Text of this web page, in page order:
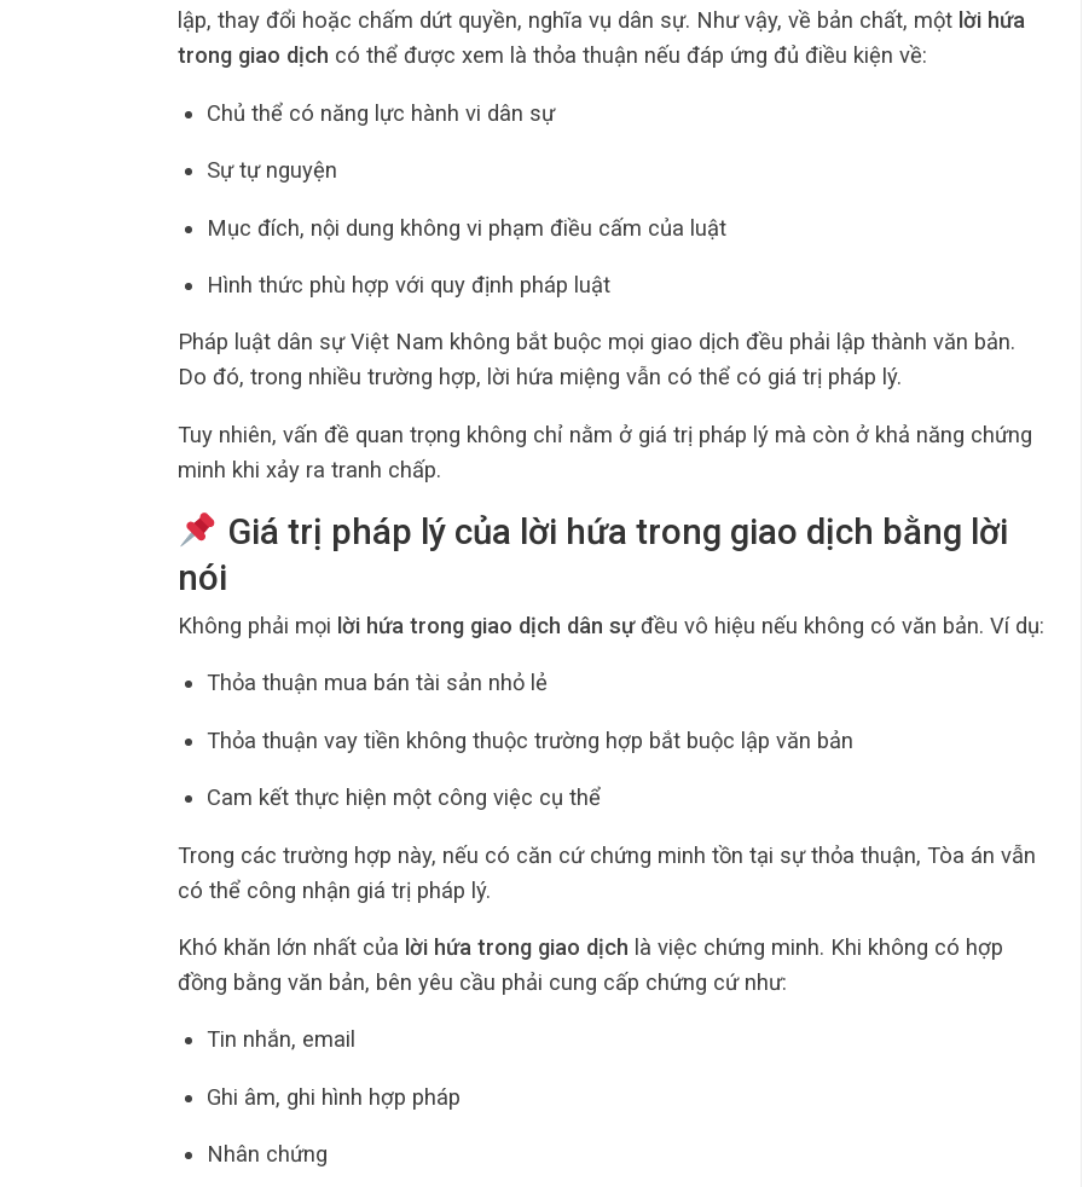
lập, thay đổi hoặc chấm dứt quyền, nghĩa vụ dân sự. Như vậy, về bản chất, một lời hứa
trong giao dịch có thể được xem là thỏa thuận nếu đáp ứng đủ điều kiện về:
Chủ thể có năng lực hành vi dân sự
Sự tự nguyện
Mục đích, nội dung không vi phạm điều cấm của luật
Hình thức phù hợp với quy định pháp luật
Pháp luật dân sự Việt Nam không bắt buộc mọi giao dịch đều phải lập thành văn bản.
Do đó, trong nhiều trường hợp, lời hứa miệng vẫn có thể có giá trị pháp lý.
Tuy nhiên, vấn đề quan trọng không chỉ nằm ở giá trị pháp lý mà còn ở khả năng chứng
minh khi xảy ra tranh chấp.
Giá trị pháp lý của lời hứa trong giao dịch bằng lời
nói
Không phải mọi lời hứa trong giao dịch dân sựđều vô hiệu nếu không có văn bản. Ví dụ:
Thỏa thuận mua bán tài sản nhỏ lẻ
Thỏa thuận vay tiền không thuộc trường hợp bắt buộc lập văn bản
Cam kết thực hiện một công việc cụ thể
Trong các trường hợp này, nếu có căn cứ chứng minh tồn tại sự thỏa thuận, Tòa án vẫn
có thể công nhận giá trị pháp lý.
Khó khăn lớn nhất của lời hứa trong giao dịch là việc chứng minh. Khi không có hợp
đồng bằng văn bản, bên yêu cầu phải cung cấp chứng cứ như:
Tin nhắn, email
Ghi âm, ghi hình hợp pháp
Nhân chứng